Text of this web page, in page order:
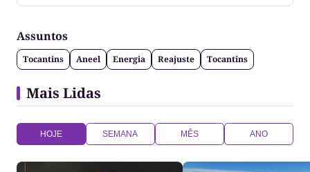
Tocantins
Assuntos
Tocantins Aneel Energia Reajuste Tocantins
Mais Lidas
HOJE SEMANA MÊS ANO